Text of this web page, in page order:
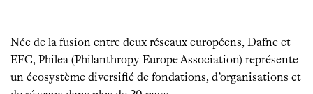
Née de la fusion entre deux réseaux européens, Dafne et
EFC, Philea (Philanthropy Europe Association) représente
un écosystème diversifié de fondations, d’organisations et